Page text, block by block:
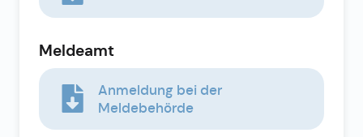
Meldeamt
Anmeldung bei der
Meldebehörde